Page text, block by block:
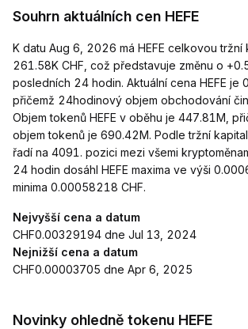
Souhrn aktuálních cen HEFE
K datu Aug 6, 2026 má HEFE celkovou tržní
261.58K CHF, což představuje změnu o
posledních 24 hodin. Aktuální cena HEFE je
přičemž 24hodinový objem obchodování
Objem tokenů HEFE v oběhu je 447.81M,
objem tokenů je 690.42M. Podle tržní
řadí na 4091. pozici mezi všemi
24 hodin dosáhl HEFE maxima ve výši
minima 0.00058218 CHF.
Nejvyšší cena a datum
CHF0.00329194 dne Jul 13, 2024
Nejnižší cena a datum
CHF0.00003705 dne Apr 6, 2025
Novinky ohledně tokenu HEFE